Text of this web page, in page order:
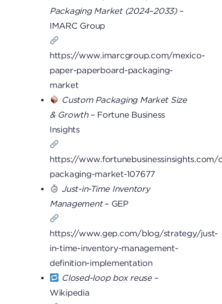
Packaging Market (2024–2033)–
IMARC Group
https://www.imarcgroup.com/mexico-
paper-paperboard-packaging-
market
Custom Packaging Market Size
& Growth– Fortune Business
Insights
https://www.fortunebusinessinsights.com/
packaging-market-107677
Just-in-Time Inventory
Management– GEP
https://www.gep.com/blog/strategy/just-
in-time-inventory-management-
definition-implementation
Closed-loop box reuse–
Wikipedia